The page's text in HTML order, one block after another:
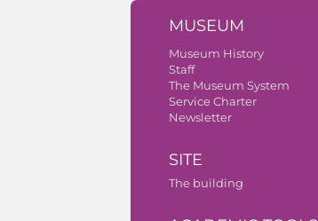
MUSEUM
Museum History
Staff
The Museum System
Service Charter
Newsletter
SITE
The building